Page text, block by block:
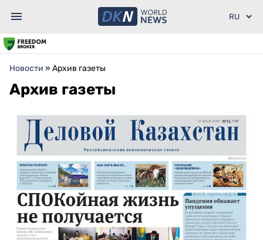
Новости » Архив газеты
Архив газеты